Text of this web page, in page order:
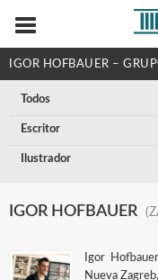
IGOR HOFBAUER –
Todos
Escritor
Ilustrador
IGOR HOFBAUER
Igor
Nueva